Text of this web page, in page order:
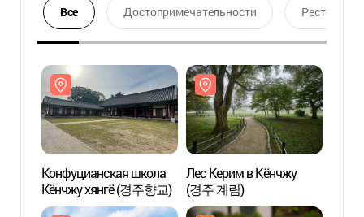
Все Достопримечательности Ресторан
Конфуцианская школа
Кёнчжу хянгё (경주향교)
Лес Керим в Кёнчжу
(경주 계림)